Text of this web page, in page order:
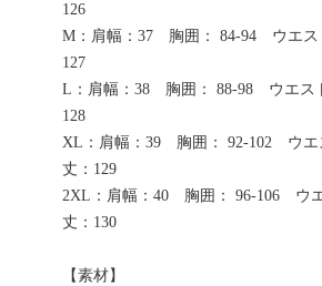
126
M：肩幅：37 胸囲： 84-94 ウエ
127
L：肩幅：38 胸囲： 88-98 ウエス
128
XL：肩幅：39 胸囲： 92-102 ウ
丈：129
2XL：肩幅：40 胸囲： 96-106 ウ
丈：130
【素材】